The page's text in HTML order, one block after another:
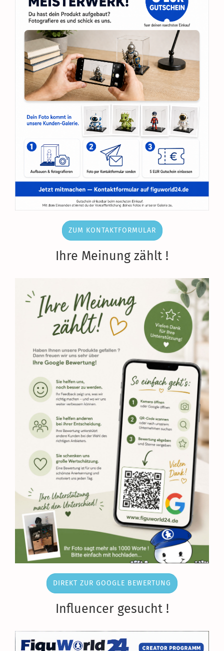
ZUM KONTAKTFORMULAR
Ihre Meinung zählt !
DIREKT ZUR GOOGLE BEWERTUNG
Influencer gesucht !